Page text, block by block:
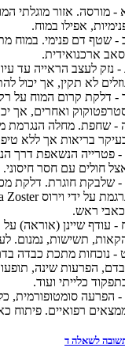
- מורסה. אזור מוגלתי
אפילו במוח.
- שטף דם פנימי. במוח
ארכנואידית.
- נזק לעצב הראייה עד
לא תקין, אך יכול
- דלקת קרום המוח על רקע
ואחרים, אך
- שחפת. מחלה הנגרמת
בריאות אך ללא
- פטרייה הנשאפת דרך
חולים עם חסר
- שלבקת חוגרת. דלקת
על ידי וירוסZoster
ראש.
- עודף שיינן (אוראה)
תשישות, נמנום.
- נוכחות מתכת כבדה
הפרעות שינה,
כלייתי ועוד.
- הפרעה סומטופורמית,
רפואיים. פיתוח
לשאלה ד